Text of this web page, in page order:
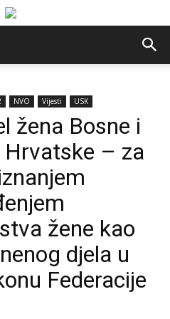
NVO Vijesti USK
žena Bosne i
Hrvatske – za
žene kao
djela u
Federacije